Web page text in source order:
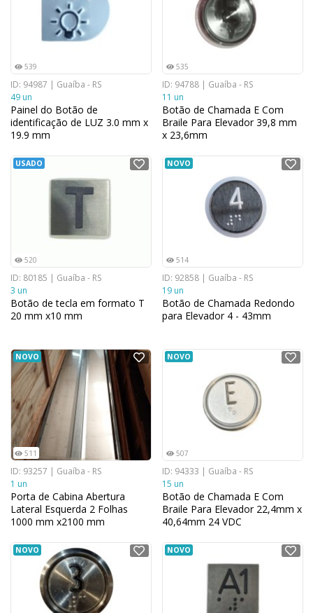
539
ID: 94987 | Guaíba - RS
49 un
Painel do Botão de
identificação de LUZ 3.0 mm x
19.9 mm
535
ID: 94788 | Guaíba - RS
11 un
Botão de Chamada E Com
Braile Para Elevador 39,8 mm
x 23,6mm
USADO
520
ID: 80185 | Guaíba - RS
3 un
Botão de tecla em formato T
20 mm x10 mm
NOVO
514
ID: 92858 | Guaíba - RS
19 un
Botão de Chamada Redondo
para Elevador 4 - 43mm
NOVO
511
ID: 93257 | Guaíba - RS
1 un
Porta de Cabina Abertura
Lateral Esquerda 2 Folhas
1000 mm x2100 mm
NOVO
507
ID: 94333 | Guaíba - RS
15 un
Botão de Chamada E Com
Braile Para Elevador 22,4mm x
40,64mm 24 VDC
NOVO NOVO